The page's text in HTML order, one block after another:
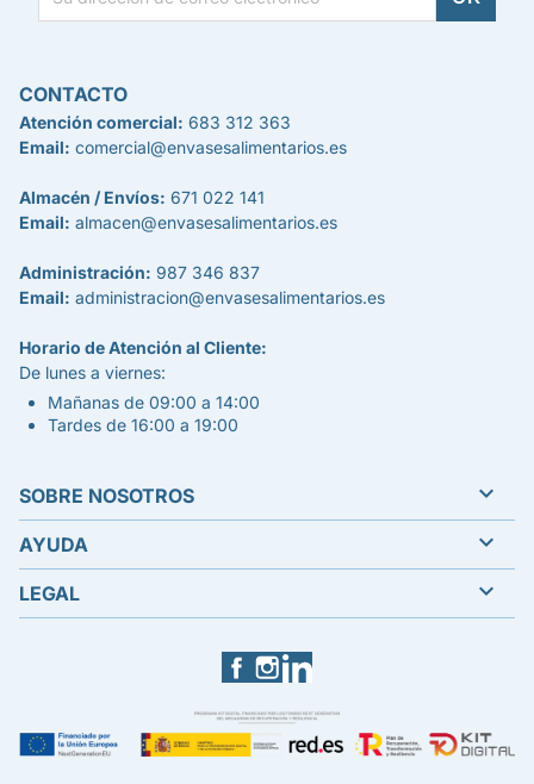
Facebook
CONTACTO
Atención comercial: 683 312 363
Email: comercial@envasesalimentarios.es
Almacén / Envíos: 671 022 141
Email: almacen@envasesalimentarios.es
Administración: 987 346 837
Email: administracion@envasesalimentarios.es
Horario de Atención al Cliente:
De lunes a viernes:
Mañanas de 09:00 a 14:00
Tardes de 16:00 a 19:00
SOBRE NOSOTROS 
AYUDA 
LEGAL 